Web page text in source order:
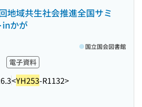
地域共生社会推進全国サミ
inかが
電子資料
<YH253-R1132>
国立国会図書館